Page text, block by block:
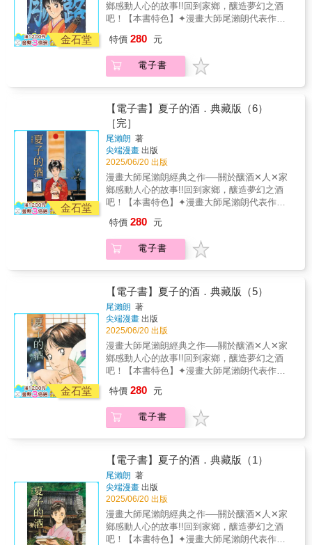
金石堂
鄉感動人心的故事!!回到家鄉，釀造夢幻之酒
吧！【本書特色】✦漫畫大師尾瀨朗代表作，
劇集的經典釀酒之作！✦放大開本為25K，輕鬆
提升閱讀體驗，暢遊日本酒的世界✦收錄豪華
彩頁，重現尾瀨朗老師精美繪圖✦書末收錄由
對夏子而言，比起他的做法，更無法容忍的是
他對好酒的侮辱。 夏子他們終於提出了停止空
中噴灑農藥的建議。然而，這一建議未能得到
回應，村莊的政府和市議員等也開始施加壓
力，將栽培會的成員推向困境。 這是一場關乎
夢想中的吟釀酒、也關乎村莊未來的戰鬥。對
夏子來說，這是一場絕不能輸的鬥爭。
特價 280 元
電子書
金石堂
【電子書】夏子的酒．典藏版（6）
［完］
尾瀨朗 著
尖端漫畫 出版
2025/06/20 出版
漫畫大師尾瀨朗經典之作──關於釀酒✕人✕家
鄉感動人心的故事!!回到家鄉，釀造夢幻之酒
吧！【本書特色】✦漫畫大師尾瀨朗代表作，
劇集的經典釀酒之作！✦放大開本為25K，輕鬆
提升閱讀體驗，暢遊日本酒的世界✦收錄豪華
彩頁，重現尾瀨朗老師精美繪圖✦書末收錄由
是能夠滿足超越常人感官需求的酒，它正是
「夏子的酒」。在完成了兩桶的釀造工作後，
山田杜氏的體力耗盡。被指名負責第三桶酒釀
造的，是草壁。終於，「夏子的酒」誕生了。
這款酒得到了所有人的高度讚揚，但夏子並不
滿足。就在這時，最後一桶酒的濾漿完成了。
夏子的夢想與熱情終於結出了果實，這是一個
感動人心的完結篇。
特價 280 元
電子書
金石堂
【電子書】夏子的酒．典藏版（5）
尾瀨朗 著
尖端漫畫 出版
2025/06/20 出版
漫畫大師尾瀨朗經典之作──關於釀酒✕人✕家
鄉感動人心的故事!!回到家鄉，釀造夢幻之酒
吧！【本書特色】✦漫畫大師尾瀨朗代表作，
劇集的經典釀酒之作！✦放大開本為25K，輕鬆
提升閱讀體驗，暢遊日本酒的世界✦收錄豪華
彩頁，重現尾瀨朗老師精美繪圖✦書末收錄由
味，夏子陷入了深深的煩惱。就在此時，她得
知哥哥康男曾留下了一款名為「吟釀N」的酒。
這款酒在夏子的舌尖與心靈上，留下了無比深
刻的印象。然而，這卻引發了她與身邊人的對
立，因為沒有人能理解夏子所追求的味道與目
標。與釀酒師正面衝突，四面楚歌之中，夏子
究竟能否實現她夢寐以求的「夏子之酒」？
特價 280 元
電子書
【電子書】夏子的酒．典藏版（1）
尾瀨朗 著
尖端漫畫 出版
2025/06/20 出版
漫畫大師尾瀨朗經典之作──關於釀酒✕人✕家
鄉感動人心的故事!!回到家鄉，釀造夢幻之酒
吧！【本書特色】✦漫畫大師尾瀨朗代表作，